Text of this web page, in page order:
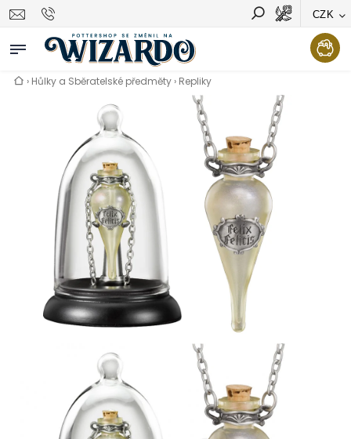
CZK
Vyhledávání Hledat
› Hůlky a Sběratelské předměty › Repliky